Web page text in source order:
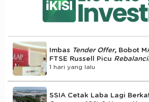
Imbas Tender Offer, Bobot
FTSE Russell Picu
1 hari yang lalu
SSIA Cetak Laba Lagi